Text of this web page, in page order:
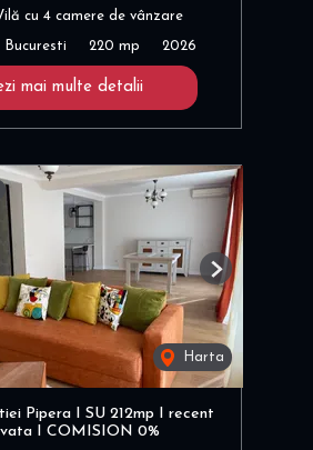
cu 4 camere de vânzare
220 mp 2026
mai multe detalii
Harta
Next
Pipera I SU 212mp I recent
I COMISION 0%